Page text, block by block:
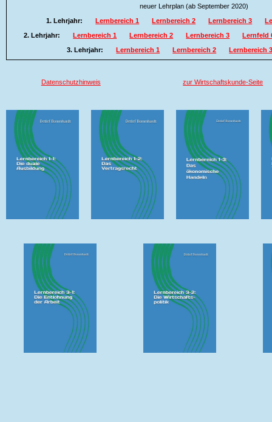
neuer Lehrplan (ab September 2020)
1. Lehrjahr:Lernbereich 1 Lernbereich 2 Lernbereich 3
2. Lehrjahr:Lernbereich 1 Lernbereich 2 Lernbereich 3
Lernfeld
3. Lehrjahr:Lernbereich 1 Lernbereich 2 Lernbereich
Datenschutzhinweis zur Wirtschaftskunde-Seite